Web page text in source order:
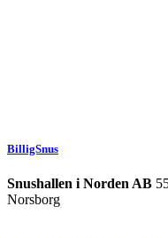
BilligSnus
Snushallen i Norden AB
Norsborg